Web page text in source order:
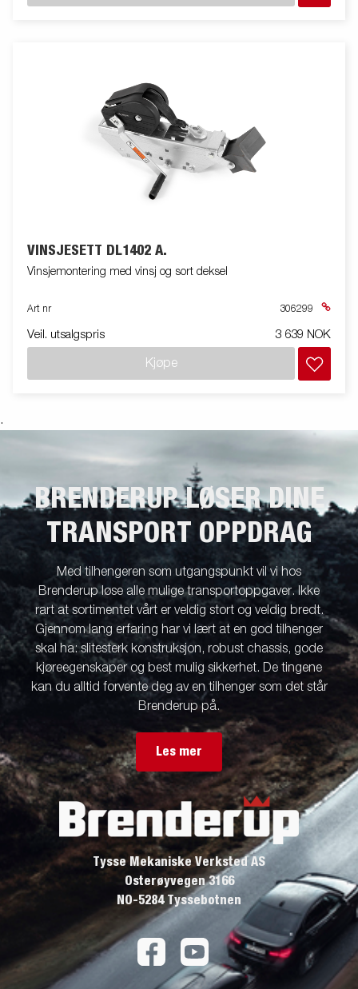
VINSJESETT DL1402 A.
Vinsjemontering med vinsj og sort deksel
Art nr 306299
Veil. utsalgspris 3 639 NOK
Kjøpe
.
BRENDERUP LØSER DINE
TRANSPORT OPPDRAG
Med tilhengeren som utgangspunkt vil vi hos
Brenderup løse alle mulige transportoppgaver. Ikke
rart at sortimentet vårt er veldig stort og veldig bredt.
Gjennom lang erfaring har vi lært at en god tilhenger
skal ha: slitesterk konstruksjon, robust chassis, gode
kjøreegenskaper og best mulig sikkerhet. De tingene
kan du alltid forvente deg av en tilhenger som det står
Brenderup på.
Les mer
Tysse Mekaniske Verksted AS
Osterøyvegen 3166
NO-5284 Tyssebotnen